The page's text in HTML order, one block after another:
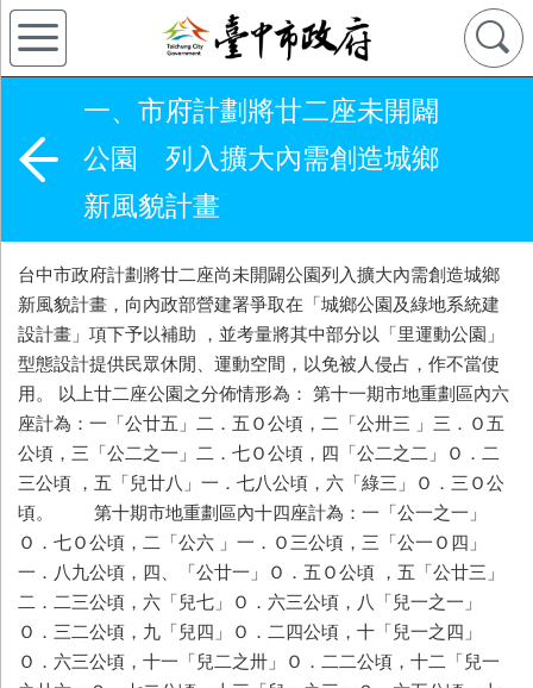
一、市府計劃將廿二座未開闢
公園 列入擴大內需創造城鄉
新風貌計畫
台中市政府計劃將廿二座尚未開闢公園列入擴大內需創造城鄉
新風貌計畫，向內政部營建署爭取在「城鄉公園及綠地系統建
設計畫」項下予以補助 ，並考量將其中部分以「里運動公園」
型態設計提供民眾休閒、運動空間，以免被人侵占，作不當使
用。 以上廿二座公園之分佈情形為： 第十一期市地重劃區內六
座計為：一「公廿五」二．五Ｏ公頃，二「公卅三 」三．Ｏ五
公頃，三「公二之一」二．七Ｏ公頃，四「公二之二」Ｏ．二
三公頃 ，五「兒廿八」一．七八公頃，六「綠三」Ｏ．三Ｏ公
頃。 第十期市地重劃區內十四座計為：一「公一之一」
Ｏ．七Ｏ公頃，二「公六 」一．Ｏ三公頃，三「公一Ｏ四」
一．八九公頃，四、「公廿一」Ｏ．五Ｏ公頃 ，五「公廿三」
二．二三公頃，六「兒七」Ｏ．六三公頃，八「兒一之一」
Ｏ．三二公頃，九「兒四」Ｏ．二四公頃，十「兒一之四」
Ｏ．六三公頃，十一「兒二之卅」Ｏ．二二公頃，十二「兒一